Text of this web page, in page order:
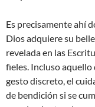
Es precisamente ahí
Dios adquiere su
revelada en las
fieles. Incluso
gesto discreto, el
de bendición si se